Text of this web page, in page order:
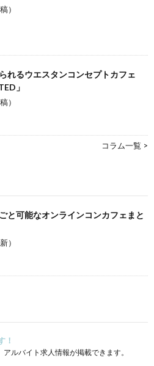
）
れるウエスタンコンセプトカフェ
」
）
コラム一覧 >
と可能なオンラインコンカフェまと
）
！
ルバイト求人情報が掲載できます。